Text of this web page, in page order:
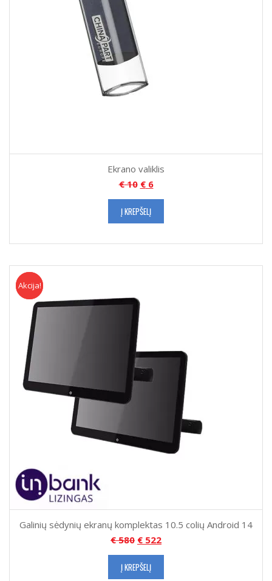
Ekrano valiklis
€10 €6
Į KREPŠELĮ
Akcija
Akcija!
Galinių sėdynių ekranų komplektas 10.5 colių Android 14
€580 € 522
Į KREPŠELĮ